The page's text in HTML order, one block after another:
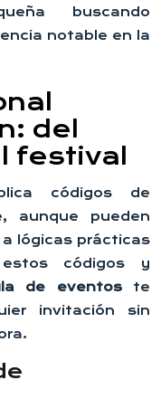
buscando
notable en la
del
festival
códigos de
aunque pueden
lógicas prácticas
estos códigos y
de eventoste
invitación sin